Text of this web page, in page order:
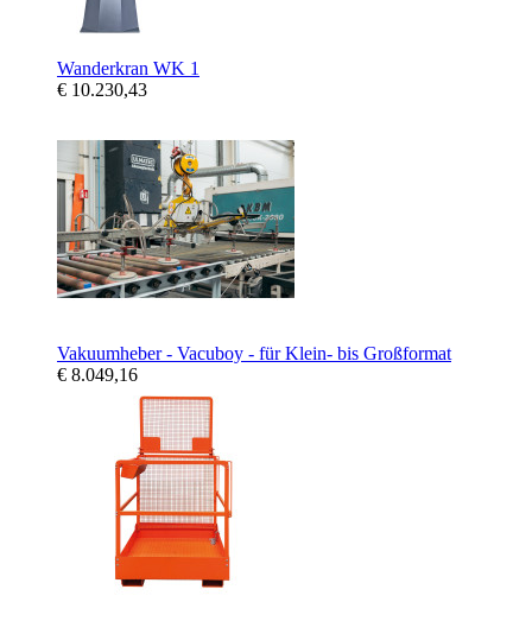
Wanderkran WK 1
€ 10.230,43
Vakuumheber - Vacuboy - für Klein- bis Großformat
€ 8.049,16